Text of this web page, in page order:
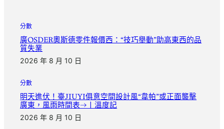
分數
廣OSDER奧斯德零件報價西：“技巧舉動”助高東西的品
質失業
2026 年 8 月 10 日
分數
明天進伏！臺JIUYI俱意空間設計風“韋帕”或正面襲擊
廣東，風雨時間表→丨溫度記
2026 年 8 月 10 日